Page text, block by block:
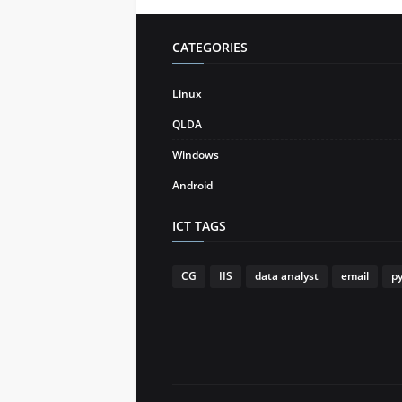
CATEGORIES
Linux
QLDA
Windows
Android
ICT TAGS
CG IIS data analyst email